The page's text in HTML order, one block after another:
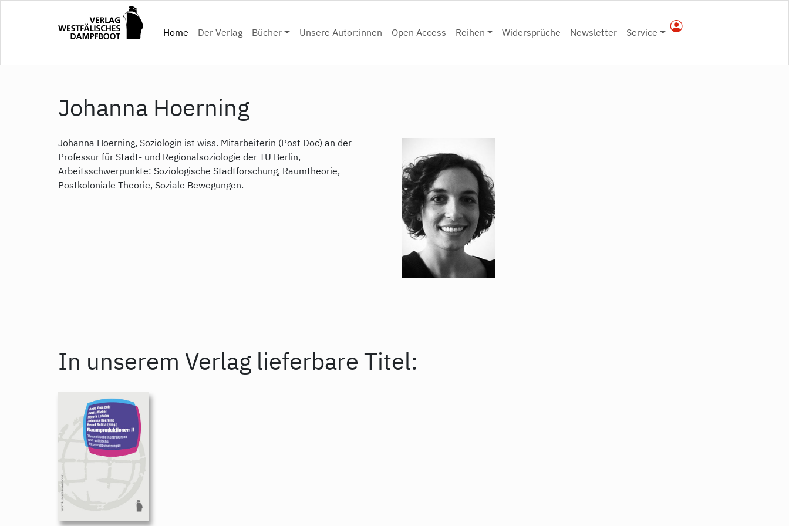
Home(current)
Der Verlag Bücher Unsere Autor:innen Open Access Reihen Widersprüche Newsletter Service
Johanna Hoerning
Johanna Hoerning, Soziologin ist wiss. Mitarbeiterin (Post Doc) an der
Professur für Stadt- und Regionalsoziologie der TU Berlin,
Arbeitsschwerpunkte: Soziologische Stadtforschung, Raumtheorie,
Postkoloniale Theorie, Soziale Bewegungen.
In unserem Verlag lieferbare Titel: